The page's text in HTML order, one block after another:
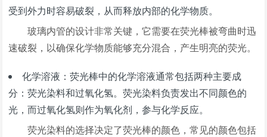
受到外力时容易破裂，从而释放内部的化学物质。
玻璃内管的设计非常关键，它需要在荧光棒被弯曲时迅
速破裂，以确保化学物质能够充分混合，产生明亮的荧光。
化学溶液：荧光棒中的化学溶液通常包括两种主要成
分：荧光染料和过氧化氢。荧光染料负责发出不同颜色的
光，而过氧化氢则作为氧化剂，参与化学反应。
荧光染料的选择决定了荧光棒的颜色，常见的颜色包括